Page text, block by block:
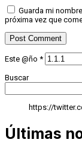
Guarda mi
próxima vez que
Este @ño *
Buscar
https://
Últimas